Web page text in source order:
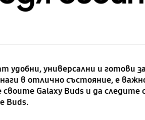
удобни, универсални и готови
в отлично състояние, е
Galaxy Buds и да следите
Buds.